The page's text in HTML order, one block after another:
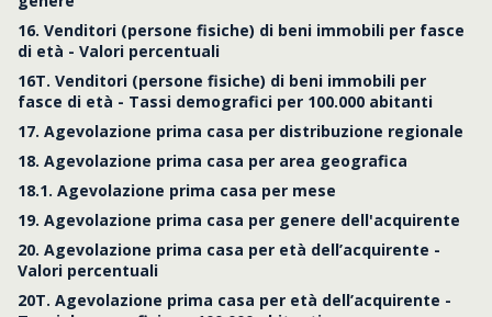
16. Venditori (persone fisiche) di beni immobili per fasce
di età - Valori percentuali
16T. Venditori (persone fisiche) di beni immobili per
fasce di età - Tassi demografici per 100.000 abitanti
17. Agevolazione prima casa per distribuzione regionale
18. Agevolazione prima casa per area geografica
18.1. Agevolazione prima casa per mese
19. Agevolazione prima casa per genere dell'acquirente
20. Agevolazione prima casa per età dell’acquirente -
Valori percentuali
20T. Agevolazione prima casa per età dell’acquirente -